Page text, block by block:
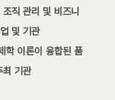
직 관리 및 비즈니
및 기관
학 이론이 융합된 품
최 기관